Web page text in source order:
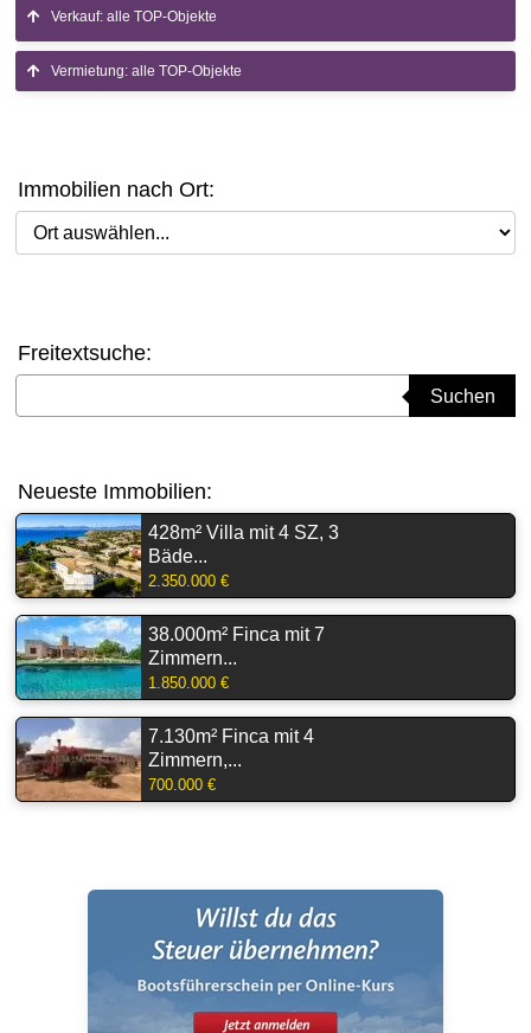
Verkauf: alle TOP-Objekte
Vermietung: alle TOP-Objekte
Immobilien nach Ort:
Ort auswählen
Freitextsuche:
Suchen
Neueste Immobilien:
428m² Villa mit 4 SZ, 3
Bäde...
2.350.000 €
38.000m² Finca mit 7
Zimmern...
1.850.000 €
7.130m² Finca mit 4
Zimmern,...
700.000 €